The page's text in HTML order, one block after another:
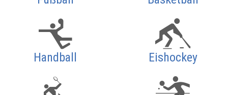
Handball Eishockey